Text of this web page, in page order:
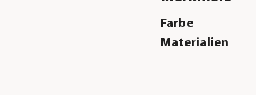
Farbe
Materialien